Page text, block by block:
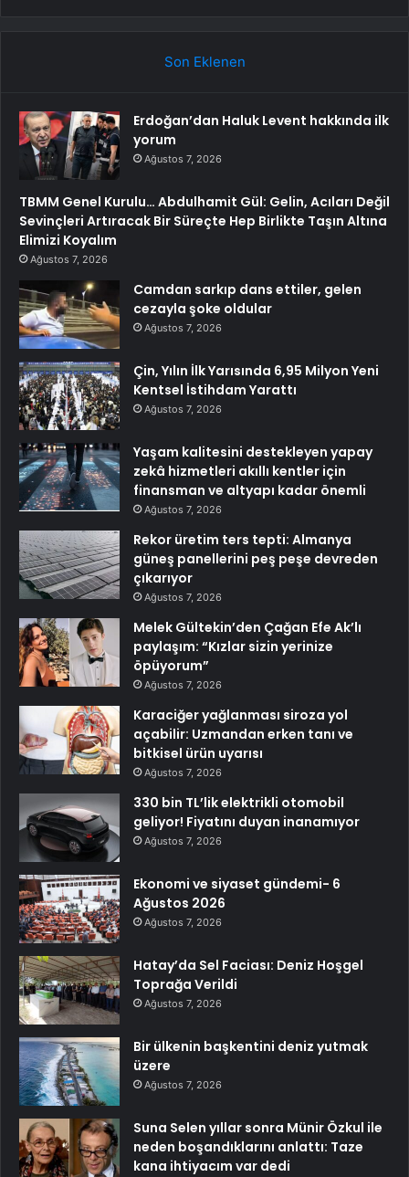
Son Eklenen
Erdoğan’dan Haluk Levent hakkında ilk
yorum
Ağustos 7, 2026
TBMM Genel Kurulu… Abdulhamit Gül: Gelin, Acıları Değil
Sevinçleri Artıracak Bir Süreçte Hep Birlikte Taşın Altına
Elimizi Koyalım
Ağustos 7, 2026
Camdan sarkıp dans ettiler, gelen
cezayla şoke oldular
Ağustos 7, 2026
Çin, Yılın İlk Yarısında 6,95 Milyon Yeni
Kentsel İstihdam Yarattı
Ağustos 7, 2026
Yaşam kalitesini destekleyen yapay
zekâ hizmetleri akıllı kentler için
finansman ve altyapı kadar önemli
Ağustos 7, 2026
Rekor üretim ters tepti: Almanya
güneş panellerini peş peşe devreden
çıkarıyor
Ağustos 7, 2026
Melek Gültekin’den Çağan Efe Ak’lı
paylaşım: “Kızlar sizin yerinize
öpüyorum”
Ağustos 7, 2026
Karaciğer yağlanması siroza yol
açabilir: Uzmandan erken tanı ve
bitkisel ürün uyarısı
Ağustos 7, 2026
330 bin TL’lik elektrikli otomobil
geliyor! Fiyatını duyan inanamıyor
Ağustos 7, 2026
Ekonomi ve siyaset gündemi- 6
Ağustos 2026
Ağustos 7, 2026
Hatay’da Sel Faciası: Deniz Hoşgel
Toprağa Verildi
Ağustos 7, 2026
Bir ülkenin başkentini deniz yutmak
üzere
Ağustos 7, 2026
Suna Selen yıllar sonra Münir Özkul ile
neden boşandıklarını anlattı: Taze
kana ihtiyacım var dedi